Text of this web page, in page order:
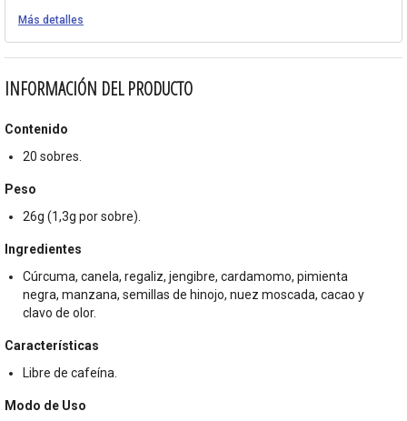
Más detalles
INFORMACIÓN DEL PRODUCTO
Contenido
20 sobres.
Peso
26g (1,3g por sobre).
Ingredientes
Cúrcuma, canela, regaliz, jengibre, cardamomo, pimienta
negra, manzana, semillas de hinojo, nuez moscada, cacao y
clavo de olor.
Características
Libre de cafeína.
Modo de Uso